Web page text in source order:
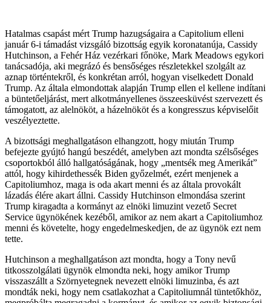
Hatalmas csapást mért Trump hazugságaira a Capitolium elleni
január 6-i támadást vizsgáló bizottság egyik koronatanúja, Cassidy
Hutchinson, a Fehér Ház vezérkari főnöke, Mark Meadows egykori
tanácsadója, aki megrázó és bensőséges részletekkel szolgált az
aznap történtekről, és konkrétan arról, hogyan viselkedett Donald
Trump. Az általa elmondottak alapján Trump ellen el kellene indítani
a büntetőeljárást, mert alkotmányellenes összeesküvést szervezett és
támogatott, az alelnököt, a házelnököt és a kongresszus képviselőit
veszélyeztette.
A bizottsági meghallgatáson elhangzott, hogy miután Trump
befejezte gyújtó hangú beszédét, amelyben azt mondta szélsőséges
csoportokból álló hallgatóságának, hogy „mentsék meg Amerikát”
attól, hogy kihirdethessék Biden győzelmét, ezért menjenek a
Capitoliumhoz, maga is oda akart menni és az általa provokált
lázadás élére akart állni. Cassidy Hutchinson elmondása szerint
Trump kiragadta a kormányt az elnöki limuzint vezető Secret
Service ügynökének kezéből, amikor az nem akart a Capitoliumhoz
menni és követelte, hogy engedelmeskedjen, de az ügynök ezt nem
tette.
Hutchinson a meghallgatáson azt mondta, hogy a Tony nevű
titkosszolgálati ügynök elmondta neki, hogy amikor Trump
visszaszállt a Szörnyetegnek nevezett elnöki limuzinba, és azt
mondták neki, hogy nem csatlakozhat a Capitoliumnál tüntetőkhöz,